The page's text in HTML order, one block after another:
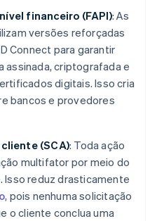
financeiro (FAPI): As
versões reforçadas
Connect para garantir
assinada, criptografada e
digitais. Isso cria
bancos e provedores
(SCA): Toda ação
multifator por meio do
Isso reduz drasticamente
, pois nenhuma solicitação
o cliente conclua uma